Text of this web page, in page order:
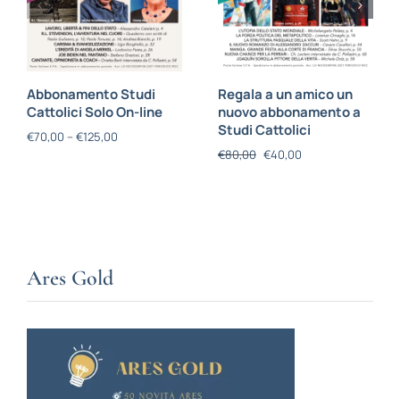
Abbonamento Studi
Cattolici Solo On-line
€70,00 – €125,00
Regala a un amico un
nuovo abbonamento a
Studi Cattolici
€80,00 €40,00
Ares Gold